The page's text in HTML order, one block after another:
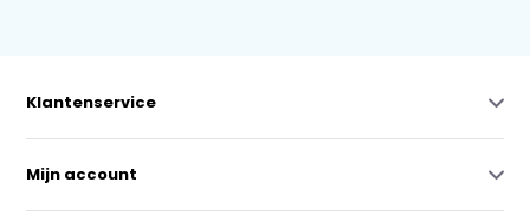
Klantenservice
Mijn account